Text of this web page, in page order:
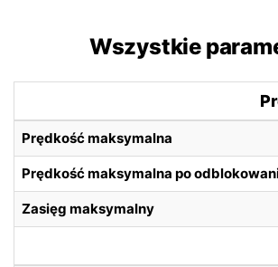
Wszystkie
Prędkość maksymalna
Prędkość maksymalna po
Zasięg maksymalny